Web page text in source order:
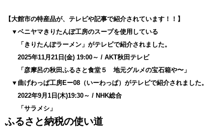
【大館市の特産品が、テレビや記事で紹介されています！！】
▼ベニヤマきりたんぽ工房のスープを使用している
「きりたんぽラーメン」がテレビで紹介されました。
2025年11月21日(金) 19:00～ / AKT秋田テレビ
「彦摩呂の秋田ふるさと食堂５ 地元グルメの宝石箱や〜」
▼曲げわっぱ工房Eー08（いーわっぱ）がテレビで紹介されました。
2022年9月1日(木)19:30～ / NHK総合
「サラメシ」
ふるさと納税の使い道